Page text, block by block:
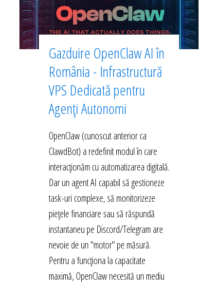
Gazduire OpenClaw AI în
România - Infrastructură
VPS Dedicată pentru
Agenți Autonomi
OpenClaw (cunoscut anterior ca
ClawdBot) a redefinit modul în care
interacționăm cu automatizarea digitală.
Dar un agent AI capabil să gestioneze
task-uri complexe, să monitorizeze
piețele financiare sau să răspundă
instantaneu pe Discord/Telegram are
nevoie de un "motor" pe măsură.
Pentru a funcționa la capacitate
maximă, OpenClaw necesită un mediu